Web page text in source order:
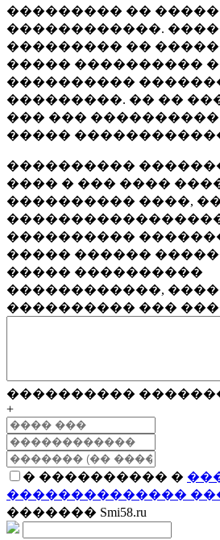
��������� ��
������������.
��������� ��
����� ����������
����������
���������. �� ��
��� ���
�����
����������
���� � ��� ����
���������� ����,
����������
����� ������
����� ����������
������������,
���������� ���
����������
+
� ���������� �
��������������
������� Smi58.ru